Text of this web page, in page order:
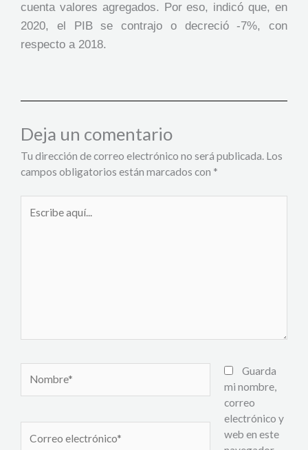
cuenta valores agregados. Por eso, indicó que, en
2020, el PIB se contrajo o decreció -7%, con
respecto a 2018.
Deja un comentario
Tu dirección de correo electrónico no será publicada. Los
campos obligatorios están marcados con *
aquí...
electrónico*
Guarda
mi nombre,
correo
electrónico y
web en este